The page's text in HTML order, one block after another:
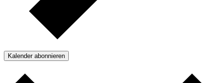
Kalender abonnieren